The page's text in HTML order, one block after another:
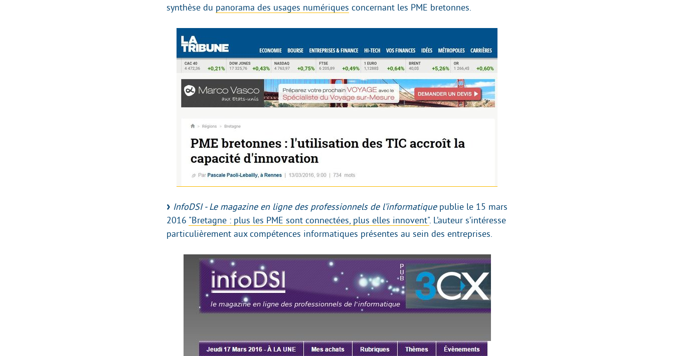
synthèse du panorama des usages numériques concernant les PME bretonnes.
InfoDSI - Le magazine en ligne des professionnels de l’informatiquepublie le 15 mars
2016 "Bretagne : plus les PME sont connectées, plus elles innovent". L’auteur s’intéresse
particulièrement aux compétences informatiques présentes au sein des entreprises.